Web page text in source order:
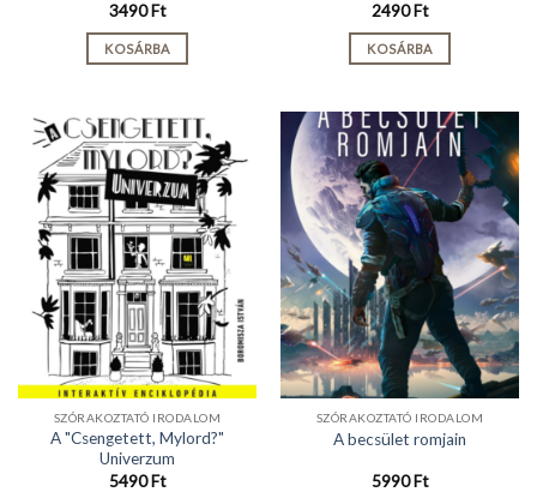
3490Ft
KOSÁRBA
2490Ft
KOSÁRBA
SZÓRAKOZTATÓ IRODALOM
A "Csengetett, Mylord?"
Univerzum
5490Ft
SZÓRAKOZTATÓ IRODALOM
A becsület romjain
5990Ft